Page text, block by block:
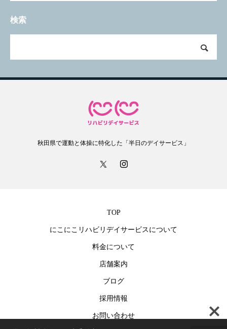
検索
秋田県で運動と体操に特化した「半日のデイサービス」
TOP
にこにこリハビリデイサービスについて
料金について
店舗案内
ブログ
採用情報
お問い合わせ